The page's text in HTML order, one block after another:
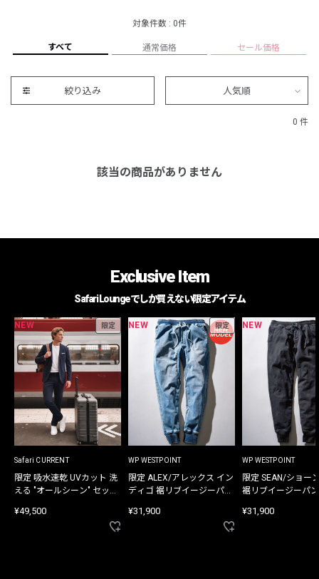
対象件数 : 0件
すべて 通常価格 セール価格
絞り込み 人気順
0 件
該当の商品がありません
Exclusive Item
Safari Loungeでしか買えない限定アイテム
NEW 限定
Safari CURRENT
限定 吸水速乾 UVカット 洗
える "オールシーン" セット
¥49,500
NEW 限定
WP WESTPOINT
限定 ALEX/アレックス イン
ディゴ 裾リブイージーパン
¥31,900
NEW
WP WESTPOINT
限定 SEAN/ショー
裾リブイージーパ
¥31,900